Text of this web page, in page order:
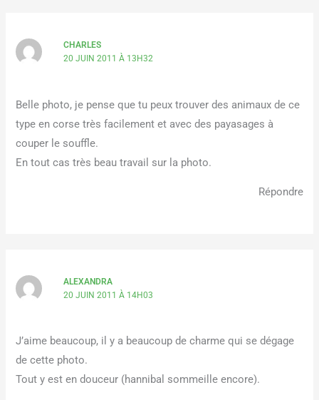
CHARLES
20 JUIN 2011 À 13H32
Belle photo, je pense que tu peux trouver des animaux de ce
type en corse très facilement et avec des payasages à
couper le souffle.
En tout cas très beau travail sur la photo.
Répondre
ALEXANDRA
20 JUIN 2011 À 14H03
J’aime beaucoup, il y a beaucoup de charme qui se dégage
de cette photo.
Tout y est en douceur (hannibal sommeille encore).